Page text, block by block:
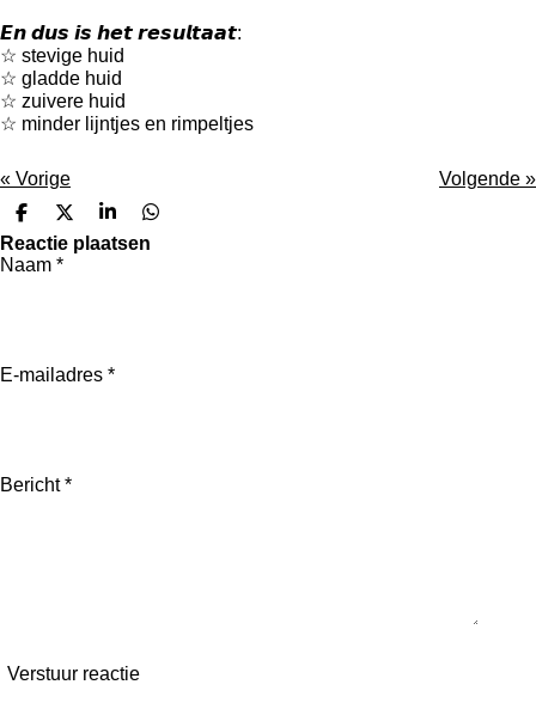
𝙀𝙣 𝙙𝙪𝙨 𝙞𝙨 𝙝𝙚𝙩 𝙧𝙚𝙨𝙪𝙡𝙩𝙖𝙖𝙩:
☆ stevige huid
☆ gladde huid
☆ zuivere huid
☆ minder lijntjes en rimpeltjes
« Vorige Volgende »
D
e
l
e
D
e
e
S
h
D
e
Reactie plaatsen
Naam *
E-mailadres *
Bericht *
Verstuur reactie